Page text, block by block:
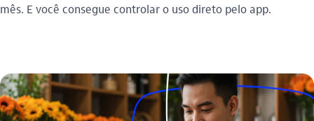
mês. E você consegue controlar o uso direto pelo app.